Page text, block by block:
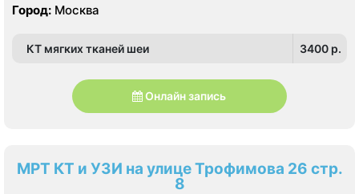
Город: Москва
КТ мягких тканей шеи 3400 p.
Онлайн запись
МРТ КТ и УЗИ на улице Трофимова 26 стр.
8